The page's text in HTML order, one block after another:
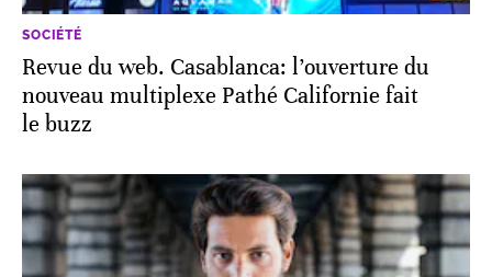
SOCIÉTÉ
Revue du web. Casablanca: l’ouverture du
nouveau multiplexe Pathé Californie fait
le buzz